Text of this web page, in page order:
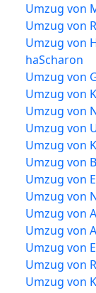
Umzug von
Umzug von
Umzug von
haScharon
Umzug von
Umzug von
Umzug von
Umzug von
Umzug von
Umzug von
Umzug von
Umzug von
Umzug von
Umzug von
Umzug von
Umzug von
Umzug von